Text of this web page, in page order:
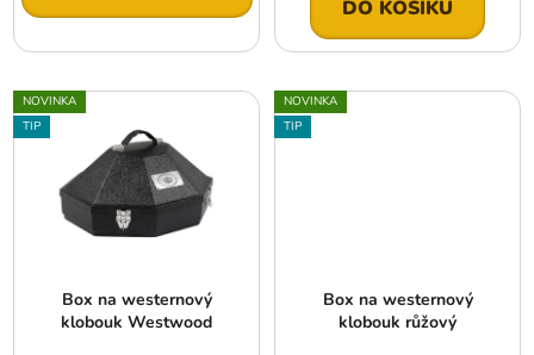
DO KOŠÍKU
NOVINKA
TIP
Box na westernový
klobouk Westwood
NOVINKA
TIP
Box na westernový
klobouk růžový